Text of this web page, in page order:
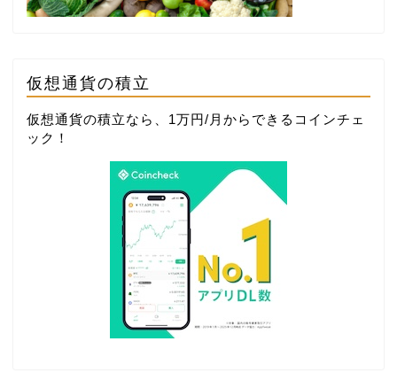
仮想通貨の積立
仮想通貨の積立なら、1万円/月からできる コインチェ
ック ！